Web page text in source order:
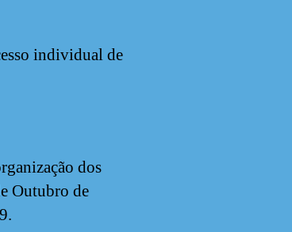
individual de
dos
Outubro de